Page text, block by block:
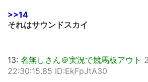
>>14
それはサウンドスカイ
13: 名無しさん＠実況で競馬板アウト
22:30:15.85 ID:EkFpJtA30